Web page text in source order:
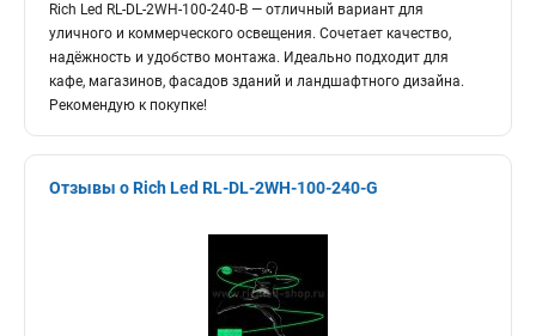
Rich Led RL-DL-2WH-100-240-B — отличный вариант для
уличного и коммерческого освещения. Сочетает качество,
надёжность и удобство монтажа. Идеально подходит для
кафе, магазинов, фасадов зданий и ландшафтного дизайна.
Рекомендую к покупке!
Отзывы о Rich Led RL-DL-2WH-100-240-G